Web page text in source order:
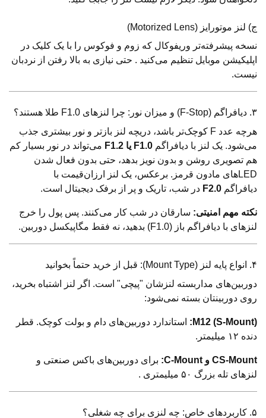
ج) لنز موتورایز (Motorized Lens)
نسخه پیشرفته‌تر وریفوکال که زوم و فوکوس را با یک کلیک در
اپلیکیشن موبایل تنظیم می‌کنید . حتی نیازی به بالا رفتن از نردبان
نیست.
۳. دیافراگم (F-Stop) و میزان نور: چرا لنزهای F1.0 طلا هستند؟
هرچه عدد F کوچک‌تر باشد، دریچه لنز بازتر و نور بیشتری جذب
می‌شود. یک لنز با دیافراگم F1.0 یا F1.2
می‌تواند در نور بسیار کم
هم تصویری روشن و بدون نویز بدهد، حتی بدون فعال شدن
LEDهای مادون قرمز. برعکس، یک لنز ارزان‌قیمت با
دیافراگم F2.0 در شب، تاریک و پر از برفک دیجیتال است.
نکته مهم امنیتی: سارقان در شب کار می‌کنند. پس پول را خرج
لنزهای با دیافراگم باز (F1.0) بدهید، نه فقط مگاپیکسل دوربین.
۴. انواع پایه لنز (Mount Type): قبل از خرید حتماً بخوانید
دوربین‌های مداربسته لنزشان "پیچی" است. اگر لنز اشتباه بخرید،
روی دوربینتان بسته نمی‌شود:
M12 (S-Mount):
استاندارد دوربین‌های دام و بولت کوچک. قطر
دنده ۱۲ میلیمتر.
CS-Mount و C-Mount:
برای دوربین‌های باکس صنعتی و
لنزهای تله بزرگ ۵۰ میلیمتری .
۵. کاربردهای خاص: چه لنزی برای چه شغلی؟